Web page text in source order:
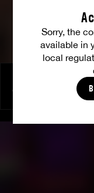
Sorry, the
available in
local
Une dernière
VICTORIA VOXXX
ARIEL